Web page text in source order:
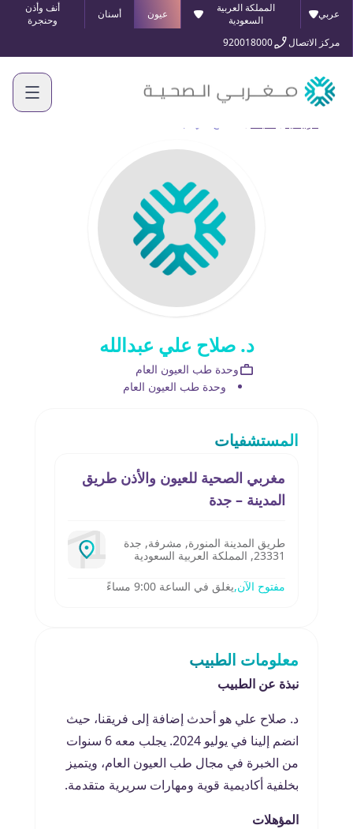
عربي
المملكة العربية
السعودية
عيون أسنان
أنف وأذن
وحنجرة
مركز الاتصال
920018000
د. صلاح علي عبدالله
وحدة طب العيون العام
وحدة طب العيون العام
المستشفيات
مغربي الصحية للعيون والأذن طريق
المدينة – جدة‎
طريق المدينة المنورة, مشرفة, جدة
23331, المملكة العربية السعودية
مفتوح الآن,يغلق في الساعة 9:00 مساءً
معلومات الطبيب
نبذة عن الطبيب
د. صلاح علي هو أحدث إضافة إلى فريقنا، حيث
انضم إلينا في يوليو 2024. يجلب معه 6 سنوات
من الخبرة في مجال طب العيون العام، ويتميز
بخلفية أكاديمية قوية ومهارات سريرية متقدمة.
المؤهلات